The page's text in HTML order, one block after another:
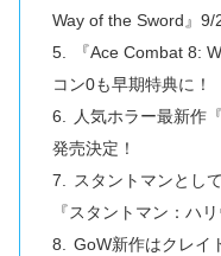
Way of the Sword』9/
『Ace Combat 8:
コン0も早期特典に！
人気ホラー最新作
発売決定！
スタントマンとし
『スタントマン：ハ
GoW新作はクレイ